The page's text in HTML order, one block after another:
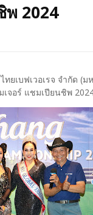
พ 2024
เบฟเวอเรจ จำกัด (ม
เจอร์ แชมเปียนชิพ